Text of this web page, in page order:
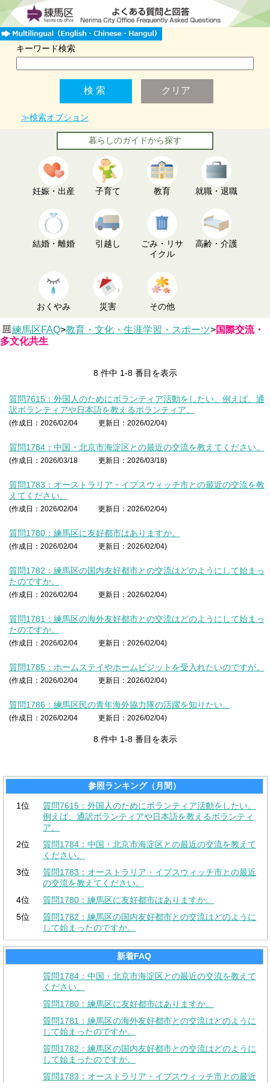
キーワード検索
≫検索オプション
暮らしのガイドから探す
妊娠・出産 子育て 教育 就職・退職
結婚・離婚 引越し
ごみ・リサ
イクル
高齢・介護
おくやみ 災害 その他
練馬区FAQ>教育・文化・生涯学習・スポーツ>国際交流・
多文化共生
8 件中 1-8 番目を表示
質問7615：外国人のためにボランティア活動をしたい。例えば、通
訳ボランティアや日本語を教えるボランティア。
(作成日：2026/02/04 更新日：2026/02/04)
質問1784：中国・北京市海淀区との最近の交流を教えてください。
(作成日：2026/03/18 更新日：2026/03/18)
質問1783：オーストラリア・イプスウィッチ市との最近の交流を教
えてください。
(作成日：2026/02/04 更新日：2026/02/04)
質問1780：練馬区に友好都市はありますか。
(作成日：2026/02/04 更新日：2026/02/04)
質問1782：練馬区の国内友好都市との交流はどのようにして始まっ
たのですか。
(作成日：2026/02/04 更新日：2026/02/04)
質問1781：練馬区の海外友好都市との交流はどのようにして始まっ
たのですか。
(作成日：2026/02/04 更新日：2026/02/04)
質問1785：ホームステイやホームビジットを受入れたいのですが。
(作成日：2026/02/04 更新日：2026/02/04)
質問1786：練馬区民の青年海外協力隊の活躍を知りたい。
(作成日：2026/02/04 更新日：2026/02/04)
8 件中 1-8 番目を表示
参照ランキング（月間）
1位
質問7615：外国人のためにボランティア活動をしたい。
例えば、通訳ボランティアや日本語を教えるボランティ
ア。
2位
質問1784：中国・北京市海淀区との最近の交流を教えて
ください。
3位
質問1783：オーストラリア・イプスウィッチ市との最近
の交流を教えてください。
4位
質問1780：練馬区に友好都市はありますか。
5位
質問1782：練馬区の国内友好都市との交流はどのように
して始まったのですか。
新着FAQ
質問1784：中国・北京市海淀区との最近の交流を教えて
ください。
質問1780：練馬区に友好都市はありますか。
質問1781：練馬区の海外友好都市との交流はどのように
して始まったのですか。
質問1782：練馬区の国内友好都市との交流はどのように
して始まったのですか。
質問1783：オーストラリア・イプスウィッチ市との最近